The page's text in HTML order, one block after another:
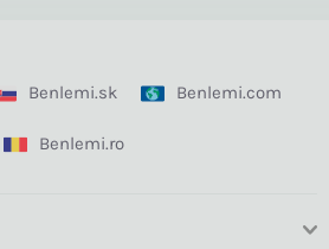
Benlemi.sk Benlemi.com
Benlemi.ro